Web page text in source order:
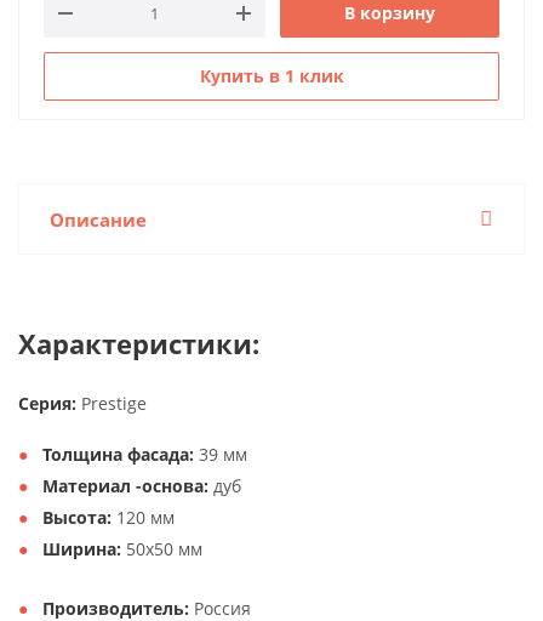
В корзину
Купить в 1 клик
Описание
Характеристики:
Серия: Prestige
Толщина фасада: 39 мм
Материал -основа: дуб
Высота: 120 мм
Ширина: 50х50 мм
Производитель: Россия